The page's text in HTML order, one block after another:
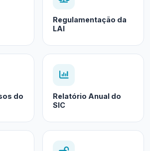
Regulamentação da
LAI
do
Relatório Anual do
SIC